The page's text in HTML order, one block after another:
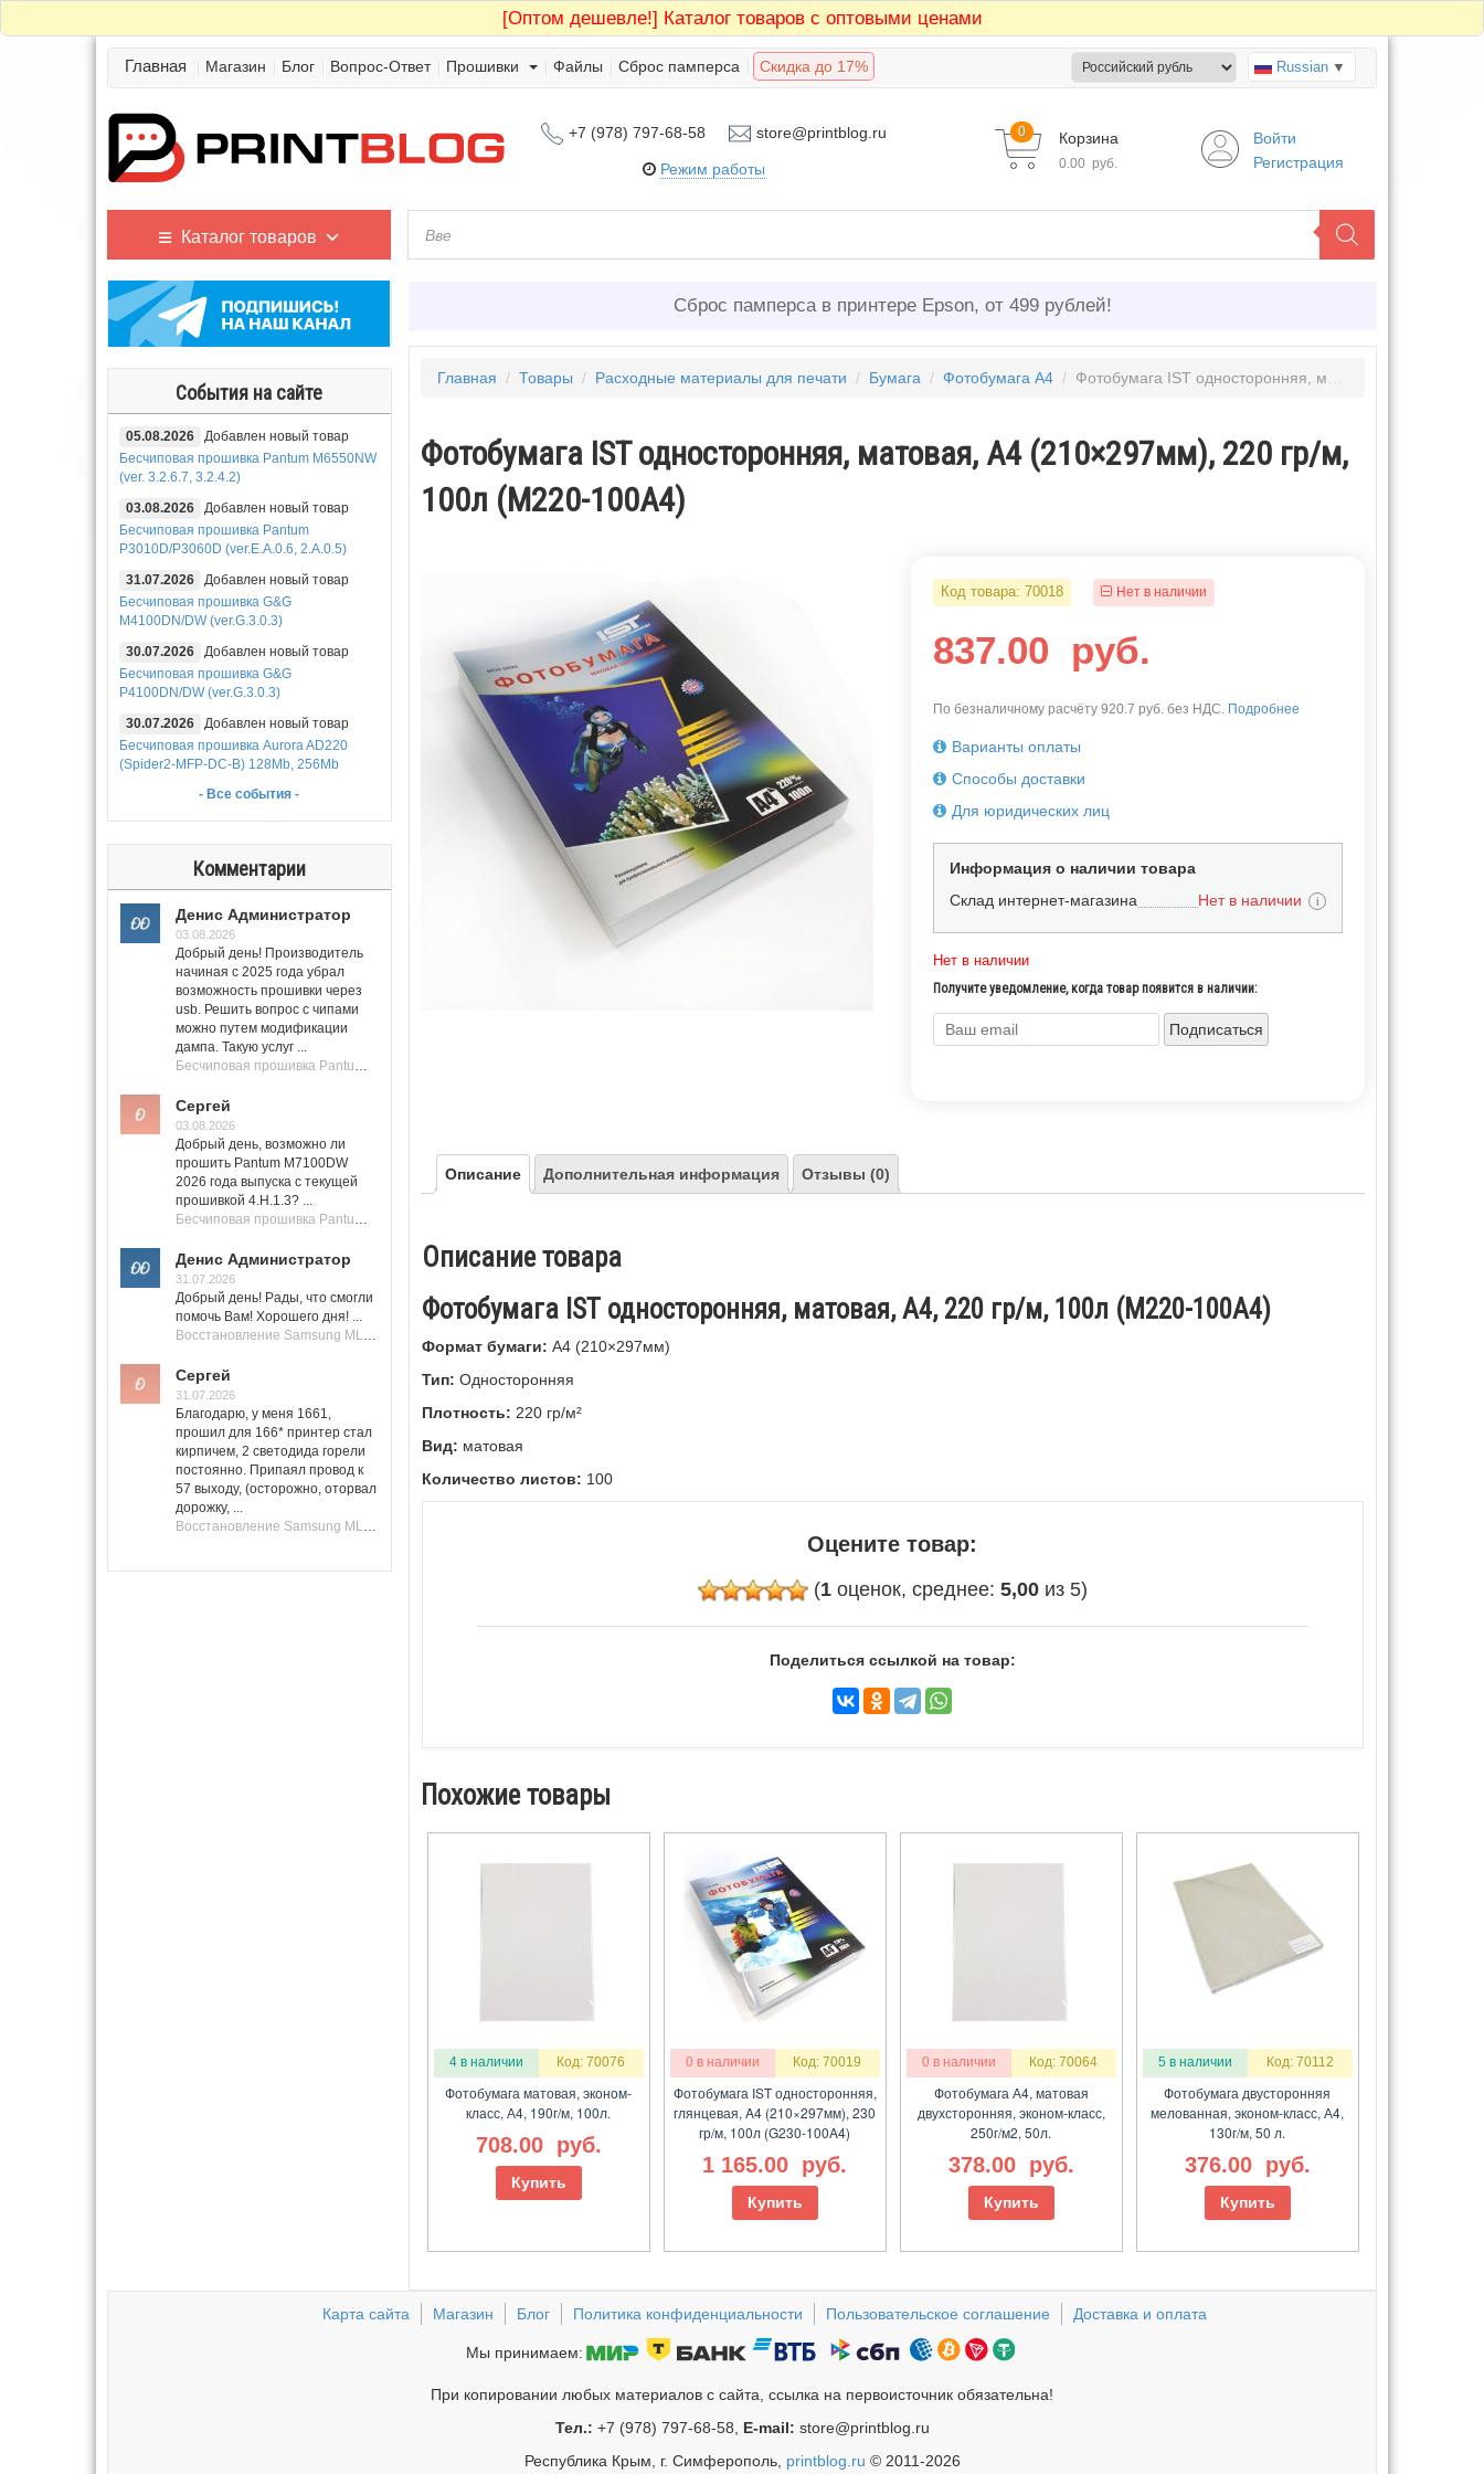
[Оптом дешевле!] Каталог товаров с оптовыми ценами
Главная Магазин Блог Вопрос-Ответ Прошивки Файлы Сброс памперса Скидка до 17% Russian ▼
+7 (978) 797-68-58 store@printblog.ru
Режим работы
Корзина
0
0.00 руб.
Войти
Регистрация
Каталог товаров
События на сайте
05.08.2026
Добавлен новый товар
Бесчиповая прошивка Pantum M6550NW
(ver. 3.2.6.7, 3.2.4.2)
03.08.2026
Добавлен новый товар
Бесчиповая прошивка Pantum
P3010D/P3060D (ver.E.A.0.6, 2.A.0.5)
31.07.2026
Добавлен новый товар
Бесчиповая прошивка G&G
M4100DN/DW (ver.G.3.0.3)
30.07.2026
Добавлен новый товар
Бесчиповая прошивка G&G
P4100DN/DW (ver.G.3.0.3)
30.07.2026
Добавлен новый товар
Бесчиповая прошивка Aurora AD220
(Spider2-MFP-DC-B) 128Mb, 256Mb
- Все события -
Комментарии
Денис Администратор
03.08.2026
Добрый день! Производитель
начиная с 2025 года убрал
возможность прошивки через
usb. Решить вопрос с чипами
можно путем модификации
дампа. Такую услуг ...
Бесчиповая прошивка Pantum M7100 Series (M7100, M7108, M7102, M7103, M7105)
Сергей
03.08.2026
Добрый день, возможно ли
прошить Pantum M7100DW
2026 года выпуска с текущей
прошивкой 4.H.1.3? ...
Бесчиповая прошивка Pantum M7100 Series (M7100, M7108, M7102, M7103, M7105)
Денис Администратор
31.07.2026
Добрый день! Рады, что смогли
помочь Вам! Хорошего дня! ...
Восстановление Samsung ML-1661, ML-1666 после не удачной прошивки.
Сергей
31.07.2026
Благодарю, у меня 1661,
прошил для 166* принтер стал
кирпичем, 2 светодида горели
постоянно. Припаял провод к
57 выходу, (осторожно, оторвал
дорожку, ...
Восстановление Samsung ML-1661, ML-1666 после не удачной прошивки.
Сброс памперса в принтере Epson, от 499 рублей!
Главная / Товары / Расходные материалы для печати / Бумага / Фотобумага А4/ Фотобумага IST односторонняя, матовая, A4 (210×297мм), 220 гр/м, 100л (M220-100A4)
Фотобумага IST односторонняя, матовая, A4 (210×297мм), 220 гр/м,
100л (M220-100A4)
Код товара: 70018 Нет в наличии
837.00 руб.
По безналичному расчёту 920.7 руб. без НДС. Подробнее
Варианты оплаты
Способы доставки
Для юридических лиц
Информация о наличии товара
Склад интернет-магазина
Нет в наличии i
Нет в наличии
Получите уведомление, когда товар появится в наличии:
Подписаться
Описание Дополнительная информация Отзывы (0)
Описание товара
Фотобумага IST односторонняя, матовая, A4, 220 гр/м, 100л (M220-100A4)
Формат бумаги: А4 (210×297мм)
Тип: Односторонняя
Плотность: 220 гр/м²
Вид: матовая
Количество листов: 100
Оцените товар:
(1оценок, среднее: 5,00из 5)
Поделиться ссылкой на товар:
Похожие товары
4 в наличии Код: 70076
Фотобумага матовая, эконом-
класс, А4, 190г/м, 100л.
708.00 руб.
Купить
0 в наличии Код: 70019
Фотобумага IST односторонняя,
глянцевая, A4 (210×297мм), 230
гр/м, 100л (G230-100A4)
1 165.00 руб.
Купить
0 в наличии Код: 70064
Фотобумага А4, матовая
двухсторонняя, эконом-класс,
250г/м2, 50л.
378.00 руб.
Купить
5 в наличии Код: 70112
Фотобумага двусторонняя
мелованная, эконом-класс, А4,
130г/м, 50 л.
376.00 руб.
Купить
Карта сайта Магазин Блог Политика конфиденциальности Пользовательское соглашение Доставка и оплата
Мы принимаем:
При копировании любых материалов с сайта, ссылка на первоисточник обязательна!
Тел.: +7 (978) 797-68-58, E-mail: store@printblog.ru
Республика Крым, г. Симферополь, printblog.ru © 2011-2026